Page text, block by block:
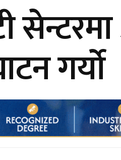
गर्यो